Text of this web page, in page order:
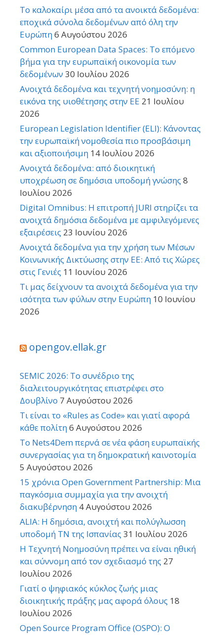
Το καλοκαίρι μέσα από τα ανοικτά δεδομένα:
εποχικά σύνολα δεδομένων από όλη την
Ευρώπη6 Αυγούστου 2026
Common European Data Spaces: Το επόμενο
βήμα για την ευρωπαϊκή οικονομία των
δεδομένων 30 Ιουλίου 2026
Ανοιχτά δεδομένα και τεχνητή νοημοσύνη: η
εικόνα της υιοθέτησης στην ΕΕ 21 Ιουλίου
2026
European Legislation Identifier (ELI): Κάνοντας
την ευρωπαϊκή νομοθεσία πιο προσβάσιμη
και αξιοποιήσιμη 14 Ιουλίου 2026
Ανοιχτά δεδομένα: από διοικητική
υποχρέωση σε δημόσια υποδομή γνώσης 8
Ιουλίου 2026
Digital Omnibus: Η επιτροπή JURI στηρίζει τα
ανοιχτά δημόσια δεδομένα με αμφιλεγόμενες
εξαιρέσεις 23 Ιουνίου 2026
Ανοιχτά δεδομένα για την χρήση των Μέσων
Κοινωνικής Δικτύωσης στην ΕΕ: Από τις Χώρες
στις Γενιές 11 Ιουνίου 2026
Τι μας δείχνουν τα ανοιχτά δεδομένα για την
ισότητα των φύλων στην Ευρώπη 10 Ιουνίου
2026
opengov.ellak.gr
SEMIC 2026: Το συνέδριο της
διαλειτουργικότητας επιστρέφει στο
Δουβλίνο 7 Αυγούστου 2026
Τι είναι το «Rules as Code» και γιατί αφορά
κάθε πολίτη6 Αυγούστου 2026
Το Nets4Dem περνά σε νέα φάση ευρωπαϊκής
συνεργασίας για τη δημοκρατική καινοτομία
5 Αυγούστου 2026
15 χρόνια Open Government Partnership: Μια
παγκόσμια συμμαχία για την ανοιχτή
διακυβέρνηση 4 Αυγούστου 2026
ALIA: Η δημόσια, ανοιχτή και πολύγλωσση
υποδομή ΤΝ της Ισπανίας 31 Ιουλίου 2026
Η Τεχνητή Νοημοσύνη πρέπει να είναι ηθική
και σύννομη από τον σχεδιασμό της 27
Ιουλίου 2026
Γιατί ο ψηφιακός κύκλος ζωής μιας
διοικητικής πράξης μας αφορά όλους 18
Ιουλίου 2026
Open Source Program Office (OSPO): Ο